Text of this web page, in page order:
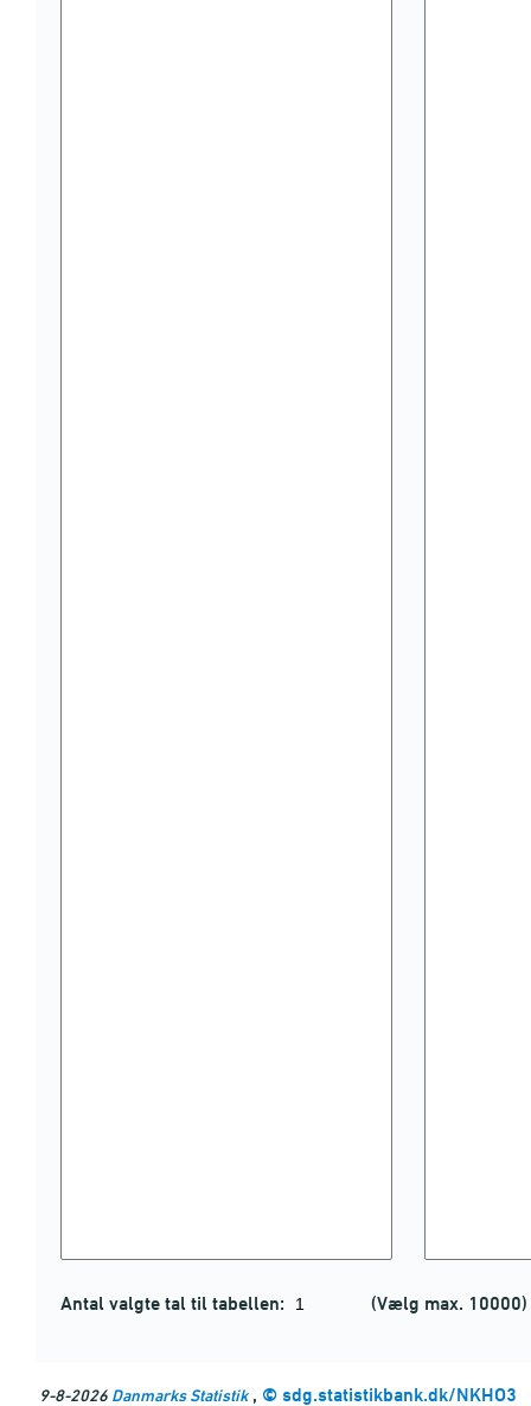
Antal valgte tal til tabellen: (Vælg max. 10000)
9-8-2026 Danmarks Statistik, © sdg.statistikbank.dk/NKHO3